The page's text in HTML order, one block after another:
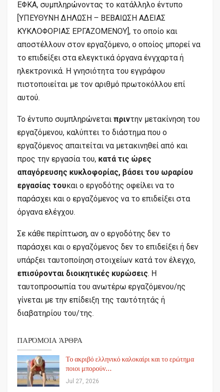
ΕΦΚΑ, συμπληρώνοντας το κατάλληλο έντυπο
[ΥΠΕΥΘΥΝΗ ΔΗΛΩΣΗ – ΒΕΒΑΙΩΣΗ ΑΔΕΙΑΣ
ΚΥΚΛΟΦΟΡΙΑΣ ΕΡΓΑΖΟΜΕΝΟΥ], το οποίο και
αποστέλλουν στον εργαζόμενο, ο οποίος μπορεί να
το επιδείξει στα ελεγκτικά όργανα ένγχαρτα ή
ηλεκτρονικά. Η γνησιότητα του εγγράφου
πιστοποιείται με τον αριθμό πρωτοκόλλου επί
αυτού.
Το έντυπο συμπληρώνεται πριντην μετακίνηση του
εργαζόμενου, καλύπτει το διάστημα που ο
εργαζόμενος απαιτείται να μετακινηθεί από και
προς την εργασία του, κατά τις ώρες
απαγόρευσης κυκλοφορίας, βάσει του ωραρίου
εργασίας τουκαι ο εργοδότης οφείλει να το
παράσχει και ο εργαζόμενος να το επιδείξει στα
όργανα ελέγχου.
Σε κάθε περίπτωση, αν ο εργοδότης δεν το
παράσχει και ο εργαζόμενος δεν το επιδείξει ή δεν
υπάρξει ταυτοποίηση στοιχείων κατά τον έλεγχο,
επισύρονται διοικητικές κυρώσεις. Η
ταυτοπροσωπία του ανωτέρω εργαζόμενου/ης
γίνεται με την επίδειξη της ταυτότητάς ή
διαβατηρίου του/της.
ΠΑΡΌΜΟΙΑ ΆΡΘΡΑ
Το ακριβό ελληνικό καλοκαίρι και το ερώτημα
ποιοι μπορούν…
Jul 27, 2026